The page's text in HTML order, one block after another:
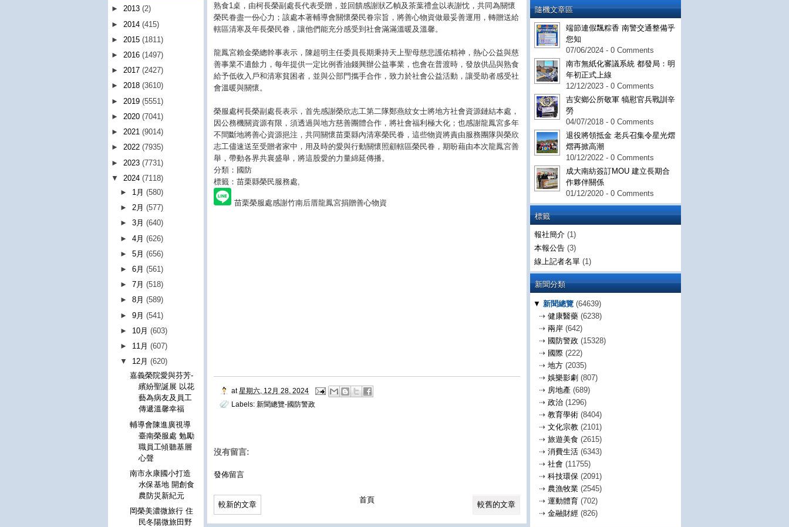
隨機文章區
端節連假飄粽香 南警交通整備乎
您知
07/06/2024 - 0 Comments
南市無紙化審議系統 都發局：明
年初正式上線
12/12/2023 - 0 Comments
吉安鄉公所敬軍 犒慰官兵戰訓辛
勞
04/07/2018 - 0 Comments
退役將領抵金 老兵召集令星光熠
熠再掀高潮
10/12/2022 - 0 Comments
成大南紡簽訂MOU 建立長期合
作夥伴關係
01/12/2020 - 0 Comments
標籤
報社簡介 (1)
本報公告 (3)
線上記者名單 (1)
新聞分類
▼ 新聞總覽 (64639)
⇢ 健康醫藥 (6238)
⇢ 兩岸 (642)
⇢ 國防警政 (15328)
⇢ 國際 (222)
⇢ 地方 (2035)
⇢ 娛樂影劇 (807)
⇢ 房地產 (689)
⇢ 政治 (1296)
⇢ 教育學術 (8404)
⇢ 文化宗教 (2101)
⇢ 旅遊美食 (2615)
⇢ 消費生活 (6343)
⇢ 社會 (11755)
⇢ 科技環保 (2091)
⇢ 農漁牧業 (2545)
⇢ 運動體育 (702)
⇢ 金融財經 (826)
熟食1桌，由柯長榮副處長代表受贈，並回饋感謝狀乙幀及茶葉禮盒以表謝忱，共同為關懷
榮民眷盡一份心力；該處本著輔導會關懷榮民眷宗旨，將善心物資做最妥善運用，轉贈送給
轄區清寒及年長榮民眷，讓他們能充分感受到社會滿滿溫暖及溫馨。
龍鳳宮賴金榮總幹事表示，陳超明主任委員長期秉持天上聖母慈悲護佑精神，熱心公益與慈
善事業不遺餘力，每年提供一定比例香油錢興辦公益事業，也會在普渡時，發放供品與熟食
給予低收入戶和清寒貧困者，並與公部門攜手合作，致力於社會公益活動，讓受助者感受社
會溫暖與關懷。
榮服處柯長榮副處長表示，首先感謝榮欣志工第二隊鄭燕紋女士將地方社會資源鏈結本處，
因公務機關資源有限，須透過與地方慈善團體合作，將社會福利極大化；也感謝龍鳳宮多年
不間斷地將善心資源挹注，共同關懷苗栗縣內清寒榮民眷，這些物資將責由服務團隊與榮欣
志工儘速送至受贈者家中，用及時的愛與行動關懷照顧轄區榮民眷，期盼藉由本次龍鳳宮善
舉，帶動各界共襄盛舉，將這股愛的力量綿延傳播。
分類：國防
標籤：苗栗縣榮民服務處
苗栗榮服處感謝竹南后厝龍鳳宮捐贈善心物資
at 星期六, 12月 28, 2024
Labels: 新聞總覽-國防警政
沒有留言:
發佈留言
較新的文章 較舊的文章
首頁
► 2013 (2)
► 2014 (415)
► 2015 (1811)
► 2016 (1497)
► 2017 (2427)
► 2018 (3610)
► 2019 (5551)
► 2020 (7041)
► 2021 (9014)
► 2022 (7935)
► 2023 (7731)
▼ 2024 (7118)
► 1月(580)
►2月(577)
►3月(640)
►4月(626)
►5月(656)
►6月(561)
►7月(518)
►8月(589)
►9月(541)
► 10月(603)
► 11月(607)
▼ 12月(620)
嘉義榮院愛與芬芳-
繽紛聖誕展 以花
藝為病友及員工
傳遞溫馨幸福
輔導會陳進廣視導
臺南榮服處 勉勵
職員工傾聽基層
心聲
南市永康國小打造
水保基地 開創食
農防災新紀元
岡榮美濃微旅行 住
民冬陽微旅田野